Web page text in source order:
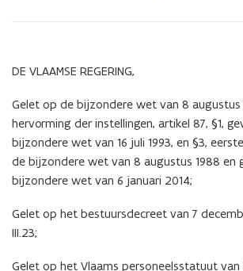
DE VLAAMSE REGERING,
Gelet op de bijzondere wet van 8
hervorming der instellingen, artikel 87, §1,
bijzondere wet van 16 juli 1993, en §3,
de bijzondere wet van 8 augustus 1988 en
bijzondere wet van 6 januari 2014;
Gelet op het bestuursdecreet van 7
III.23;
Gelet op het Vlaams personeelsstatuut van